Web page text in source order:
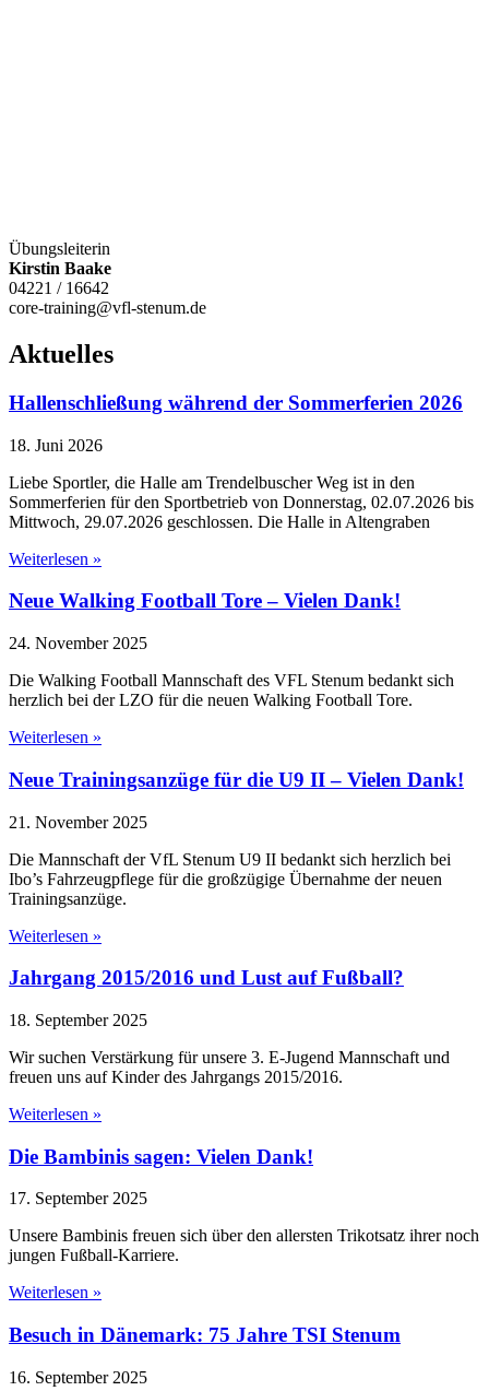
Übungsleiterin
Kirstin Baake
04221 / 16642
core-training@vfl-stenum.de
Aktuelles
Hallenschließung während der Sommerferien 2026
18. Juni 2026
Liebe Sportler, die Halle am Trendelbuscher Weg ist in den
Sommerferien für den Sportbetrieb von Donnerstag, 02.07.2026 bis
Mittwoch, 29.07.2026 geschlossen. Die Halle in Altengraben
Weiterlesen »
Neue Walking Football Tore – Vielen Dank!
24. November 2025
Die Walking Football Mannschaft des VFL Stenum bedankt sich
herzlich bei der LZO für die neuen Walking Football Tore.
Weiterlesen »
Neue Trainingsanzüge für die U9 II – Vielen Dank!
21. November 2025
Die Mannschaft der VfL Stenum U9 II bedankt sich herzlich bei
Ibo’s Fahrzeugpflege für die großzügige Übernahme der neuen
Trainingsanzüge.
Weiterlesen »
Jahrgang 2015/2016 und Lust auf Fußball?
18. September 2025
Wir suchen Verstärkung für unsere 3. E-Jugend Mannschaft und
freuen uns auf Kinder des Jahrgangs 2015/2016.
Weiterlesen »
Die Bambinis sagen: Vielen Dank!
17. September 2025
Unsere Bambinis freuen sich über den allersten Trikotsatz ihrer noch
jungen Fußball-Karriere.
Weiterlesen »
Besuch in Dänemark: 75 Jahre TSI Stenum
16. September 2025